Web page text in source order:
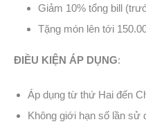
Giảm 10% tổng bill
Tặng món lên tới
ĐIỀU KIỆN ÁP DỤNG:
Áp dụng từ thứ Hai đến
Không giới hạn số lần sử